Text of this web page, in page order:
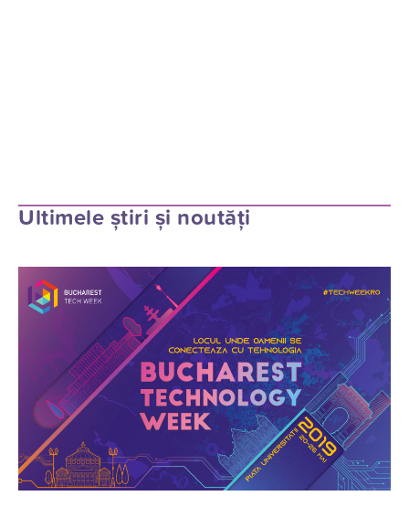
Ultimele știri și noutăți